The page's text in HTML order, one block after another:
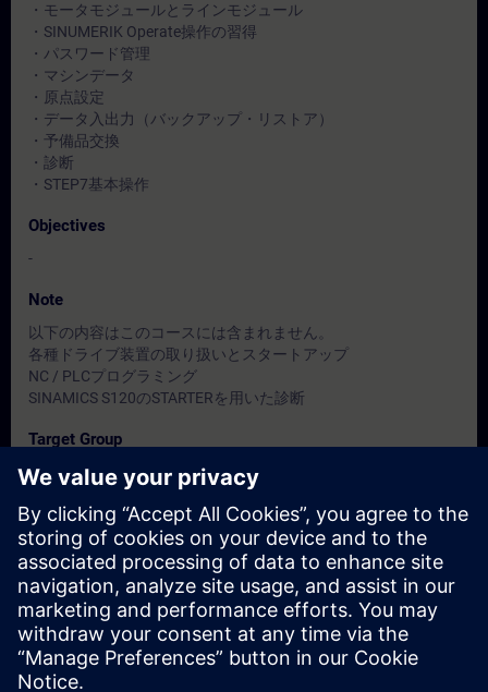
・モータモジュールとラインモジュール
・SINUMERIK Operate操作の習得
・パスワード管理
・マシンデータ
・原点設定
・データ入出力（バックアップ・リストア）
・予備品交換
・診断
・STEP7基本操作
Objectives
-
Note
以下の内容はこのコースには含まれません。
各種ドライブ装置の取り扱いとスタートアップ
NC / PLCプログラミング
SINAMICS S120のSTARTERを用いた診断
Target Group
保全担当者
Dates And Registration
Currently, no events available
Add yourself to the course request list and you will be notified
when new dates become available.
Activate notification service